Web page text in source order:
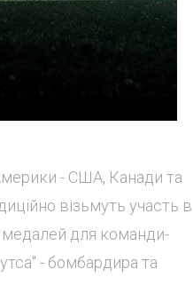
Америки - США, Канади та
візьмуть участь в
медалей для команди-
- бомбардира та